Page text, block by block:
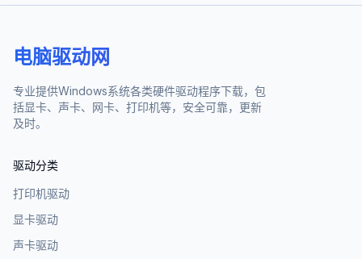
电脑驱动网
专业提供Windows系统各类硬件驱动程序下载，包
括显卡、声卡、网卡、打印机等，安全可靠，更新
及时。
驱动分类
打印机驱动
显卡驱动
声卡驱动